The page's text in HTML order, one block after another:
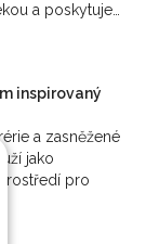
a poskytuje…
inspirovaný
a zasněžené
jako
pro